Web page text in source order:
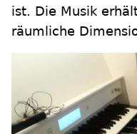
ist. Die Musik
räumliche